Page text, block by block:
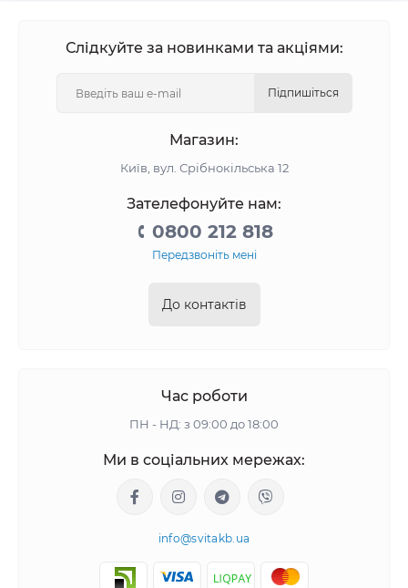
Слідкуйте за новинками та акціями:
Підпишіться
Магазин:
Київ, вул. Срібнокільська 12
Зателефонуйте нам:
0800 212 818
Передзвоніть мені
До контактів
Час роботи
ПН - НД: з 09:00 до 18:00
Ми в соціальних мережах:
info@svitakb.ua